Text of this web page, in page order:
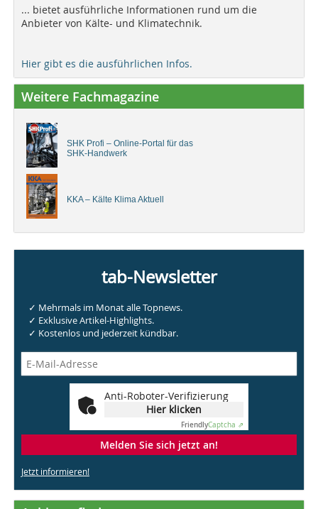
... bietet ausführliche Informationen rund um die
Anbieter von Kälte- und Klimatechnik.
Hier gibt es die ausführlichen Infos.
Weitere Fachmagazine
SHK Profi – Online-Portal für das
SHK-Handwerk
KKA – Kälte Klima Aktuell
tab-Newsletter
✓ Mehrmals im Monat alle Topnews.
✓ Exklusive Artikel-Highlights.
✓ Kostenlos und jederzeit kündbar.
Anti-Roboter-Verifizierung
Hier klicken
FriendlyCaptcha ⇗
Melden Sie sich jetzt an!
Jetzt informieren!